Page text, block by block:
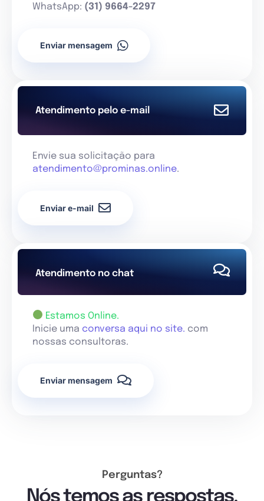
WhatsApp: (31) 9664-2297
Enviar mensagem
Atendimento pelo e-mail
Envie sua solicitação para
atendimento@prominas.online.
Enviar e-mail
Atendimento no chat
Estamos Online.
Inicie uma conversa aqui no site. com
nossas consultoras.
Enviar mensagem
Perguntas?